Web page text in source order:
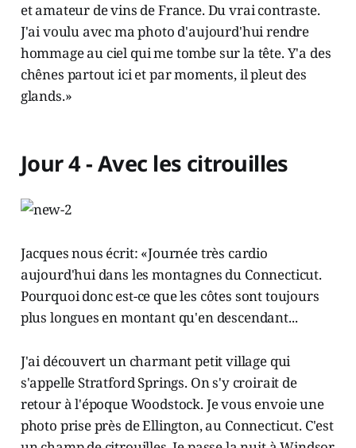
et amateur de vins de France. Du vrai contraste.
J'ai voulu avec ma photo d'aujourd'hui rendre
hommage au ciel qui me tombe sur la tête. Y'a des
chênes partout ici et par moments, il pleut des
glands.»
Jour 4 - Avec les citrouilles
Jacques nous écrit: «Journée très cardio
aujourd'hui dans les montagnes du Connecticut.
Pourquoi donc est-ce que les côtes sont toujours
plus longues en montant qu'en descendant...
J'ai découvert un charmant petit village qui
s'appelle Stratford Springs. On s'y croirait de
retour à l'époque Woodstock. Je vous envoie une
photo prise près de Ellington, au Connecticut. C'est